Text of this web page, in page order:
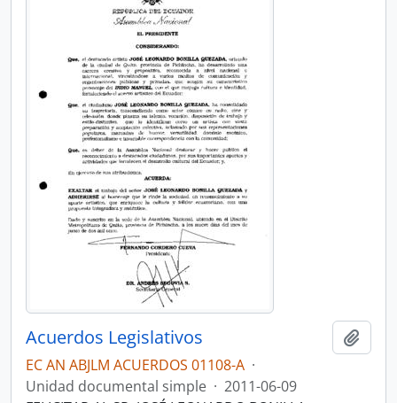
Acuerdos Legislativos
EC AN ABJLM ACUERDOS 01108-A ·
Unidad documental simple · 2011-06-09